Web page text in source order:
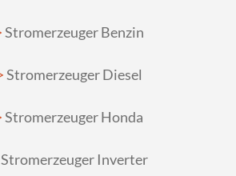
Stromerzeuger Benzin
Stromerzeuger Diesel
Stromerzeuger Honda
Stromerzeuger Inverter